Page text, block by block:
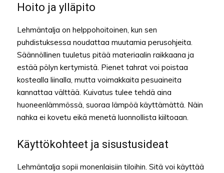
Hoito ja ylläpito
Lehmäntalja on helppohoitoinen, kun sen
puhdistuksessa noudattaa muutamia perusohjeita.
Säännöllinen tuuletus pitää materiaalin raikkaana ja
estää pölyn kertymistä. Pienet tahrat voi poistaa
kostealla liinalla, mutta voimakkaita pesuaineita
kannattaa välttää. Kuivatus tulee tehdä aina
huoneenlämmössä, suoraa lämpöä käyttämättä. Näin
nahka ei kovetu eikä menetä luonnollista kiiltoaan.
Käyttökohteet ja sisustusideat
Lehmäntalja sopii monenlaisiin tiloihin. Sitä voi käyttää